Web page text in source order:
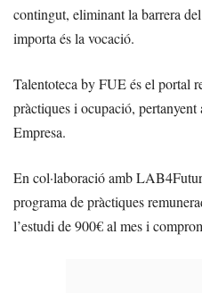
contingut, eliminant la barrera
importa és la vocació.
Talentoteca by FUE és el portal
pràctiques i ocupació,
Empresa.
En col·laboració amb
programa de pràctiques
l’estudi de 900€ al mes i